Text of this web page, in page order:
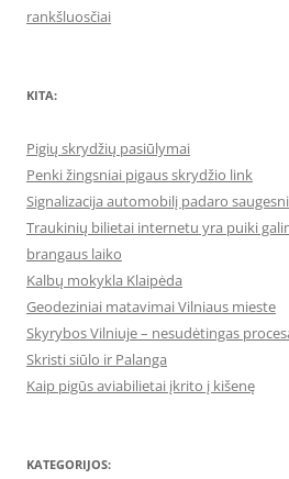
rankšluosčiai
KITA:
Pigių skrydžių pasiūlymai
Penki žingsniai pigaus skrydžio link
Signalizacija automobilį padaro
Traukinių bilietai internetu yra puiki
brangaus laiko
Kalbų mokykla Klaipėda
Geodeziniai matavimai Vilniaus mieste
Skyrybos Vilniuje – nesudėtingas
Skristi siūlo ir Palanga
Kaip pigūs aviabilietai įkrito į kišenę
KATEGORIJOS: